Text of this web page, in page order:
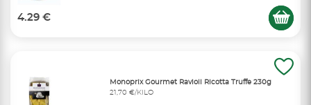
4.29 €
Monoprix Gourmet Ravioli Ricotta Truffe 230g
21,70 €/KILO